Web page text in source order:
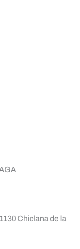
Chiclana de la